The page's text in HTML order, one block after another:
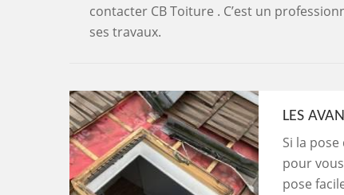
contacter CB Toiture . C’est un
ses travaux.
LES
Si la
pour
pose